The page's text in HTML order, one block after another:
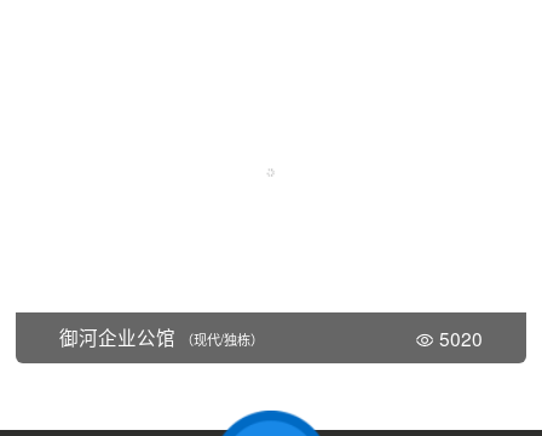
御河企业公馆 （现代/独栋） 5020